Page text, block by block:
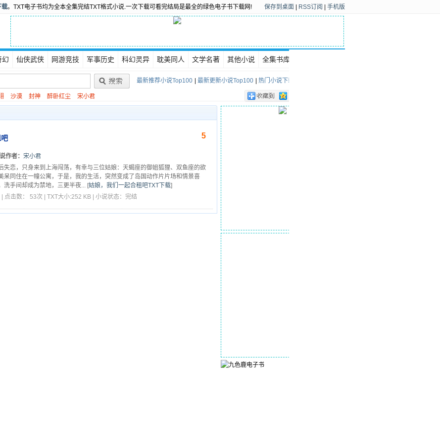
载。TXT电子书均为全本全集完结TXT格式小说.一次下载可看完结局是最全的绿色电子书下载网! 保存到桌面 RSS订阅 手机版
幻 仙侠武侠 网游竞技 军事历史 科幻灵异 耽美同人 文学名著 其他小说 全集书库
最新推荐小说Top100 最新更新小说Top100 热门小说下载Top100
沙漠 封神 醉卧红尘 宋小君
5
作者： 宋小君
失恋，只身来到上海闯荡，有幸与三位姑娘：天蝎座的御姐狐狸、双鱼座的欲
呆同住在一幢公寓，于是，我的生活，突然变成了岛国动作片片场和情景喜
手间却成为禁地，三更半夜...
[姑娘，我们一起合租吧TXT下载]
点击数： 53次 | TXT大小:252 KB | 小说状态：完结